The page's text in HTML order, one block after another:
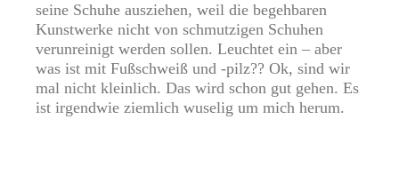
seine Schuhe ausziehen, weil die begehbaren
Kunstwerke nicht von schmutzigen Schuhen
verunreinigt werden sollen. Leuchtet ein – aber
was ist mit Fußschweiß und -pilz?? Ok, sind wir
mal nicht kleinlich. Das wird schon gut gehen. Es
ist irgendwie ziemlich wuselig um mich herum.